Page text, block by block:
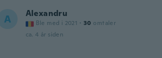
A Alexandru
Ble med i 2021 · 30 omtaler
ca. 4 år siden